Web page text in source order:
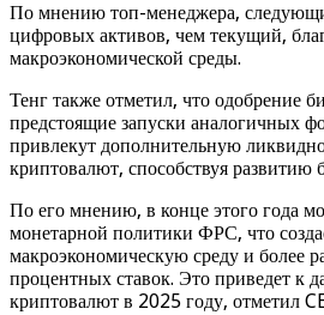
По мнению топ-менеджера,
цифровых активов, чем текущий,
макроэкономической среды.
Тенг также отметил, что одобрение
предстоящие запуски аналогичных
привлекут дополнительную
криптовалют, способствуя развитию
По его мнению, в конце этого года
монетарной политики ФРС, что
макроэкономическую среду и более
процентных ставок. Это приведет к
криптовалют в 2025 году, отметил